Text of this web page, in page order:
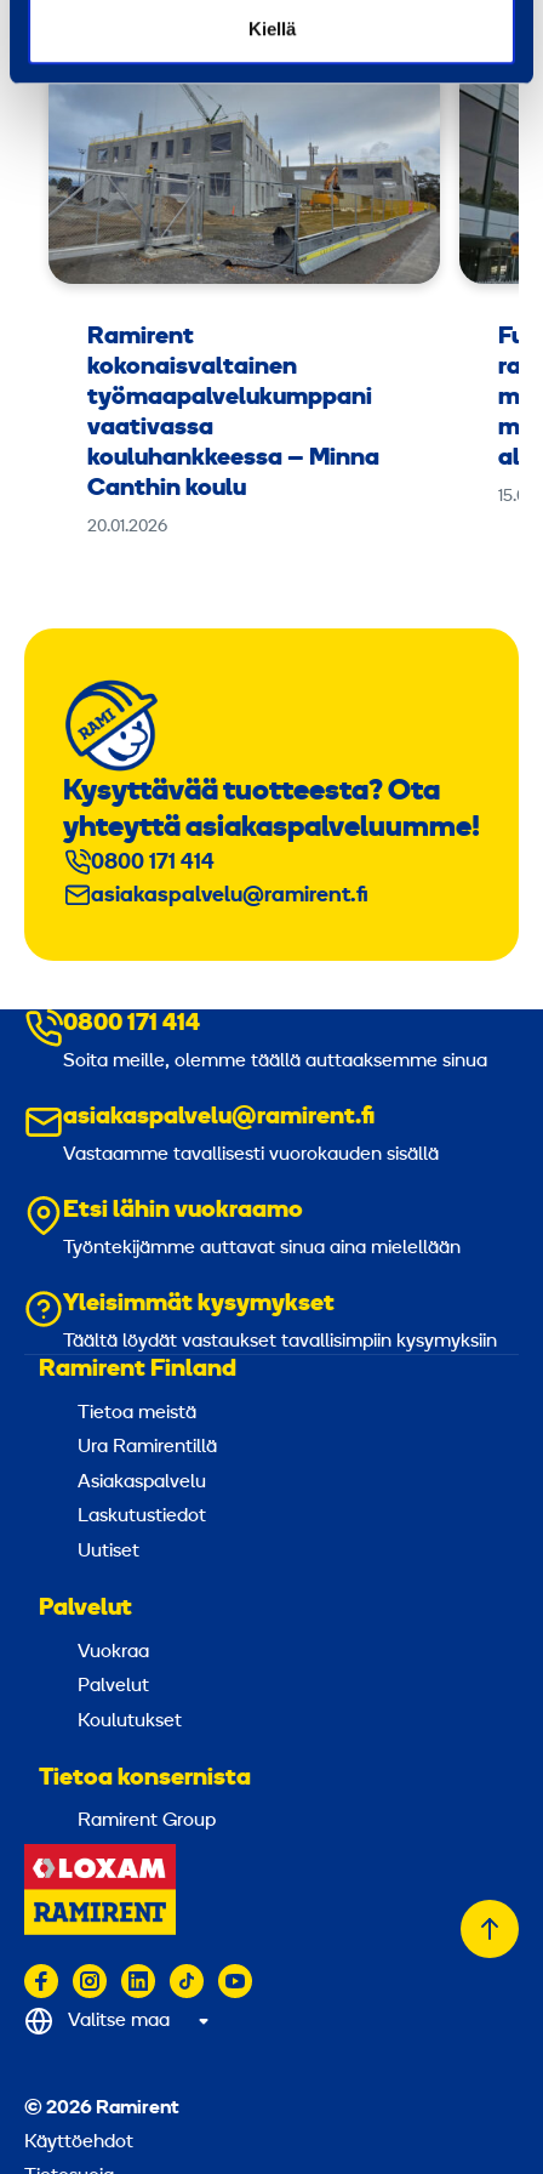
Kiellä
a
u
k
o
l
l
a
Ramirent
kokonaisvaltainen
työmaapalvelukumppani
vaativassa
kouluhankkeessa – Minna
Canthin koulu
20.01.2026
Kysyttävää tuotteesta? Ota
yhteyttä asiakaspalveluumme!
0800 171 414
asiakaspalvelu@ramirent.fi
0800 171 414
Soita meille, olemme täällä auttaaksemme sinua
asiakaspalvelu@ramirent.fi
Vastaamme tavallisesti vuorokauden sisällä
Etsi lähin vuokraamo
Työntekijämme auttavat sinua aina mielellään
Yleisimmät kysymykset
Täältä löydät vastaukset tavallisimpiin kysymyksiin
Ramirent Finland
Tietoa meistä
Ura Ramirentillä
Asiakaspalvelu
Laskutustiedot
Uutiset
Palvelut
Vuokraa
Palvelut
Koulutukset
Tietoa konsernista
Ramirent Group
© 2026 Ramirent
Käyttöehdot
Valitse maa